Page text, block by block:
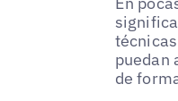
puedan
de